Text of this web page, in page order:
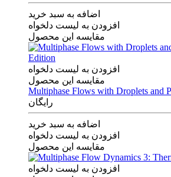
اضافه به سبد خرید
افزودن به لیست دلخواه
مقایسه این محصول
افزودن به لیست دلخواه
مقایسه این محصول
Multiphase Flows with Droplets and
رایگان
اضافه به سبد خرید
افزودن به لیست دلخواه
مقایسه این محصول
افزودن به لیست دلخواه